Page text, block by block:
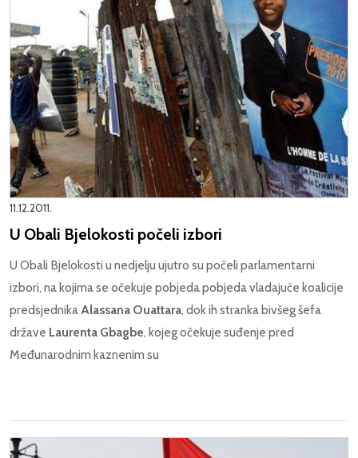
11.12.2011.
U Obali Bjelokosti počeli izbori
U Obali Bjelokosti u nedjelju ujutro su počeli parlamentarni
izbori, na kojima se očekuje pobjeda pobjeda vladajuće koalicije
predsjednikaAlassana Ouattara, dok ih stranka bivšeg šefa
države Laurenta Gbagbe, kojeg očekuje suđenje pred
Međunarodnim kaznenim su